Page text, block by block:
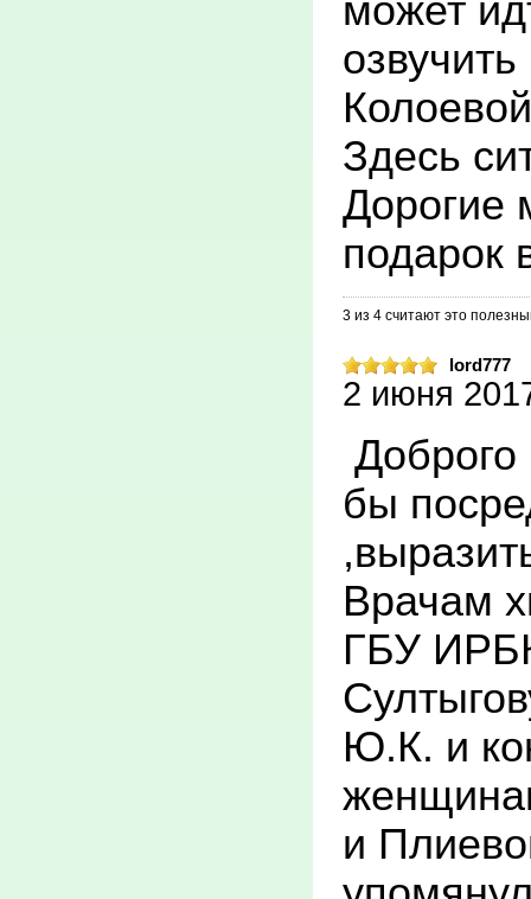
ИРКБ
помощи.
В
с
блок с
может
Здесь
подарок
3 из 4 считают это
lord777
2 июня
бы
Врачам
ГБУ
Ю.К. и
и